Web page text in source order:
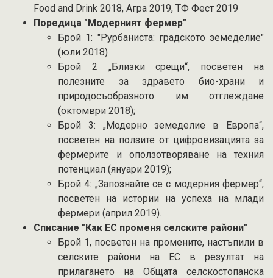
Food and Drink 2018, Агра 2019, ТФ Фест 2019
Поредица "Модерният фермер"
Брой 1: "Рурбаниста: градското земеделие"
(юли 2018)
Брой 2 „Близки срещи“, посветен на
полезните за здравето био-храни и
природосъобразното им отглеждане
(октомври 2018);
Брой 3: „Модерно земеделие в Европа“,
посветен на ползите от цифровизацията за
фермерите и оползотворяване на техния
потенциал (януари 2019);
Брой 4: „Запознайте се с модерния фермер“,
посветен на истории на успеха на млади
фермери (април 2019).
Списание "Как ЕС променя селските райони"
Брой 1, посветен на промените, настъпили в
селските райони на ЕС в резултат на
прилагането на Общата селскостопанска